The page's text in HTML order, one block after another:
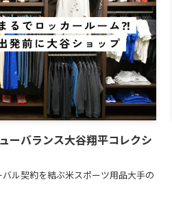
ーバランス大谷翔平コレクシ
ル契約を結ぶ米スポーツ用品大手の